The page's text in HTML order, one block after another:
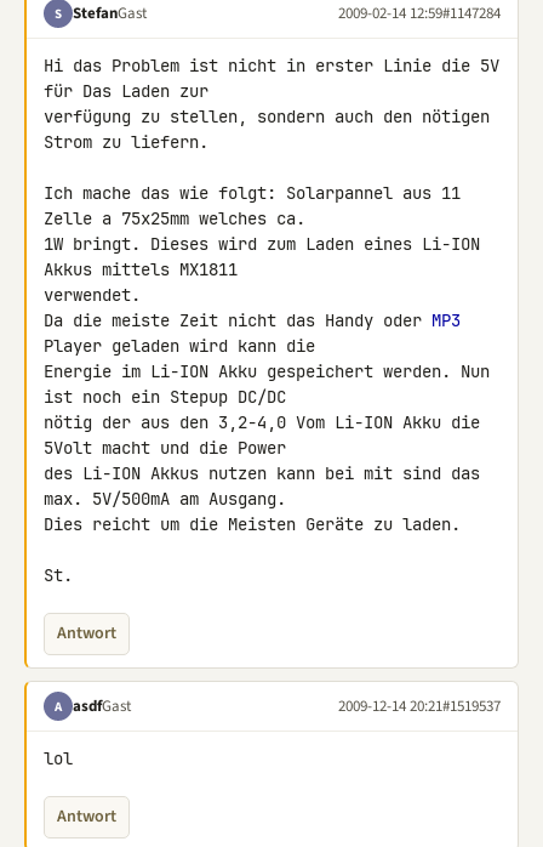
S StefanGast 2009-02-14 12:59#1147284
Hi das Problem ist nicht in erster Linie die 5V
für Das Laden zur
verfügung zu stellen, sondern auch den nötigen
Strom zu liefern.
Ich mache das wie folgt: Solarpannel aus 11
Zelle a 75x25mm welches ca.
1W bringt. Dieses wird zum Laden eines Li-ION
Akkus mittels MX1811
verwendet.
Da die meiste Zeit nicht das Handy oder MP3
Player geladen wird kann die
Energie im Li-ION Akku gespeichert werden. Nun
ist noch ein Stepup DC/DC
nötig der aus den 3,2-4,0 Vom Li-ION Akku die
5Volt macht und die Power
des Li-ION Akkus nutzen kann bei mit sind das
max. 5V/500mA am Ausgang.
Dies reicht um die Meisten Geräte zu laden.
St.
Antwort
A asdfGast 2009-12-14 20:21#1519537
lol
Antwort